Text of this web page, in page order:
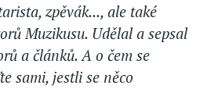
zpěvák..., ale také
Muzikusu. Udělal a sepsal
a článků. A o čem se
sami, jestli se něco